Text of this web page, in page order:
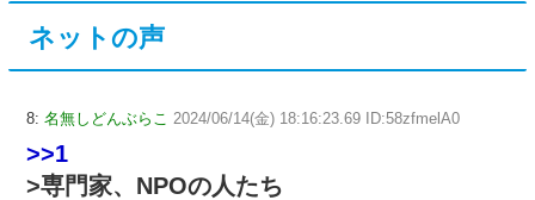
ネットの声
8: 名無しどんぶらこ 2024/06/14(金) 18:16:23.69 ID:58zfmelA0
>>1
>専門家、NPOの人たち